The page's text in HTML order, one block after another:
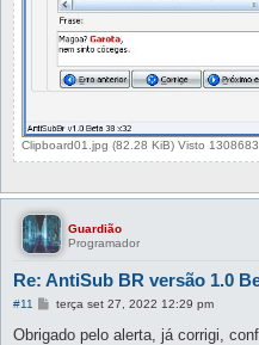
Clipboard01.jpg (82.28 KiB) Visto
Guardião
Programador
Re: AntiSub BR versão 1.0
#11
M
n
terça set 27, 2022 12:29 pm
Obrigado pelo alerta, já corrigi,